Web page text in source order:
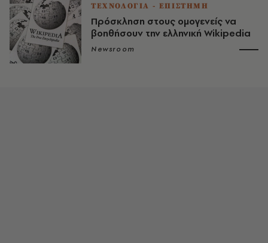
ΤΕΧΝΟΛΟΓΙΑ - ΕΠΙΣΤΗΜΗ
Πρόσκληση στους ομογενείς να
βοηθήσουν την ελληνική Wikipedia
Newsroom